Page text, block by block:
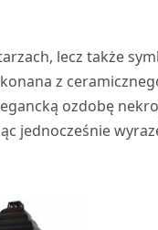
lecz także
z
ozdobę
jednocześnie